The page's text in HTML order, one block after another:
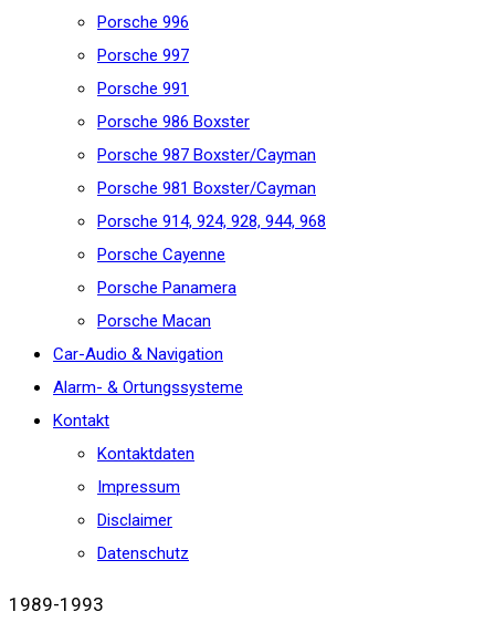
Porsche 996
Porsche 997
Porsche 991
Porsche 986 Boxster
Porsche 987 Boxster/Cayman
Porsche 981 Boxster/Cayman
Porsche 914, 924, 928, 944, 968
Porsche Cayenne
Porsche Panamera
Porsche Macan
Car-Audio & Navigation
Alarm- & Ortungssysteme
Kontakt
Kontaktdaten
Impressum
Disclaimer
Datenschutz
1989-1993